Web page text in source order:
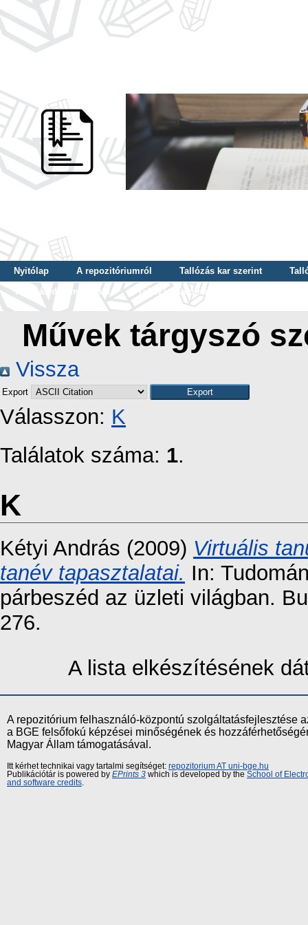
Nyitólap A repozitóriumról Tallózás kar szerint
Tallózás dátum szerint
Tallózás tudományterület szerint
Művek tárgyszó
Vissza
Export
Válasszon: K
Találatok száma: 1.
K
Kétyi András (2009) Virtuális
tanév tapasztalatai. In:
párbeszéd az üzleti világban.
276.
A lista elkészítésének
A repozitórium felhasználó-központú szolgáltatásfejlesztése
a BGE felsőfokú képzései minőségének és
Magyar Állam támogatásával.
Itt kérhet technikai vagy tartalmi segítséget: repozitorium AT uni-bge.hu
Publikációtár is powered by EPrints 3 which is developed by the School of
and software credits